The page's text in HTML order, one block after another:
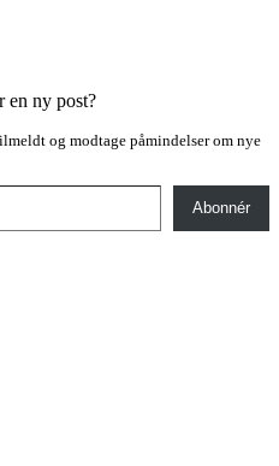
en ny post?
og modtage påmindelser om nye
Abonnér